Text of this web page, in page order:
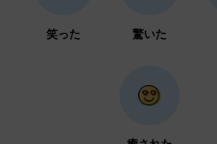
笑った 驚いた